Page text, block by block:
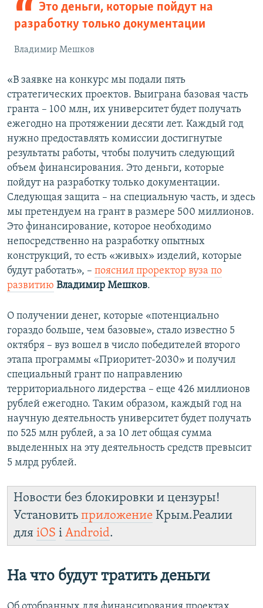
Это деньги, которые пойдут на
разработку только документации
Владимир Мешков
«В заявке на конкурс мы подали пять
стратегических проектов. Выиграна базовая часть
гранта – 100 млн, их университет будет получать
ежегодно на протяжении десяти лет. Каждый год
нужно предоставлять комиссии достигнутые
результаты работы, чтобы получить следующий
объем финансирования. Это деньги, которые
пойдут на разработку только документации.
Следующая защита – на специальную часть, и здесь
мы претендуем на грант в размере 500 миллионов.
Это финансирование, которое необходимо
непосредственно на разработку опытных
конструкций, то есть «живых» изделий, которые
будут работать», – пояснил проректор вуза по
развитию Владимир Мешков.
О получении денег, которые «потенциально
гораздо больше, чем базовые», стало известно 5
октября – вуз вошел в число победителей второго
этапа программы «Приоритет-2030» и получил
специальный грант по направлению
территориального лидерства – еще 426 миллионов
рублей ежегодно. Таким образом, каждый год на
научную деятельность университет будет получать
по 525 млн рублей, а за 10 лет общая сумма
выделенных на эту деятельность средств превысит
5 млрд рублей.
Новости без блокировки и цензуры!
Установить приложение Крым.Реалии
для iOS і Android.
На что будут тратить деньги